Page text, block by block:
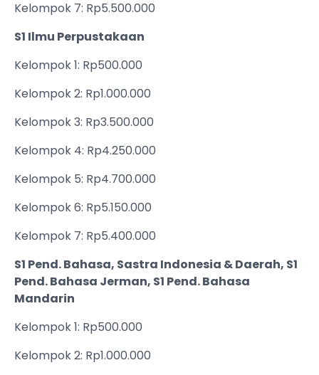
Kelompok 7: Rp5.500.000
S1 Ilmu Perpustakaan
Kelompok 1: Rp500.000
Kelompok 2: Rp1.000.000
Kelompok 3: Rp3.500.000
Kelompok 4: Rp4.250.000
Kelompok 5: Rp4.700.000
Kelompok 6: Rp5.150.000
Kelompok 7: Rp5.400.000
S1 Pend. Bahasa, Sastra Indonesia & Daerah, S1
Pend. Bahasa Jerman, S1 Pend. Bahasa
Mandarin
Kelompok 1: Rp500.000
Kelompok 2: Rp1.000.000